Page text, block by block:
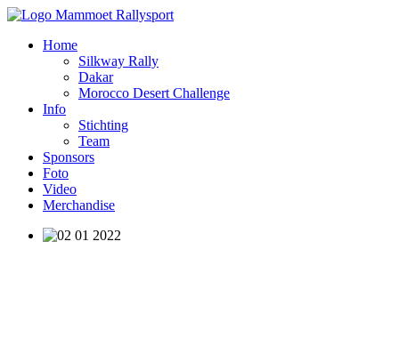
Home
Silkway Rally
Dakar
Morocco Desert Challenge
Info
Stichting
Team
Sponsors
Foto
Video
Merchandise